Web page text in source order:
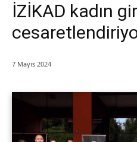
İZİKAD kadın
7 Mayıs 2024